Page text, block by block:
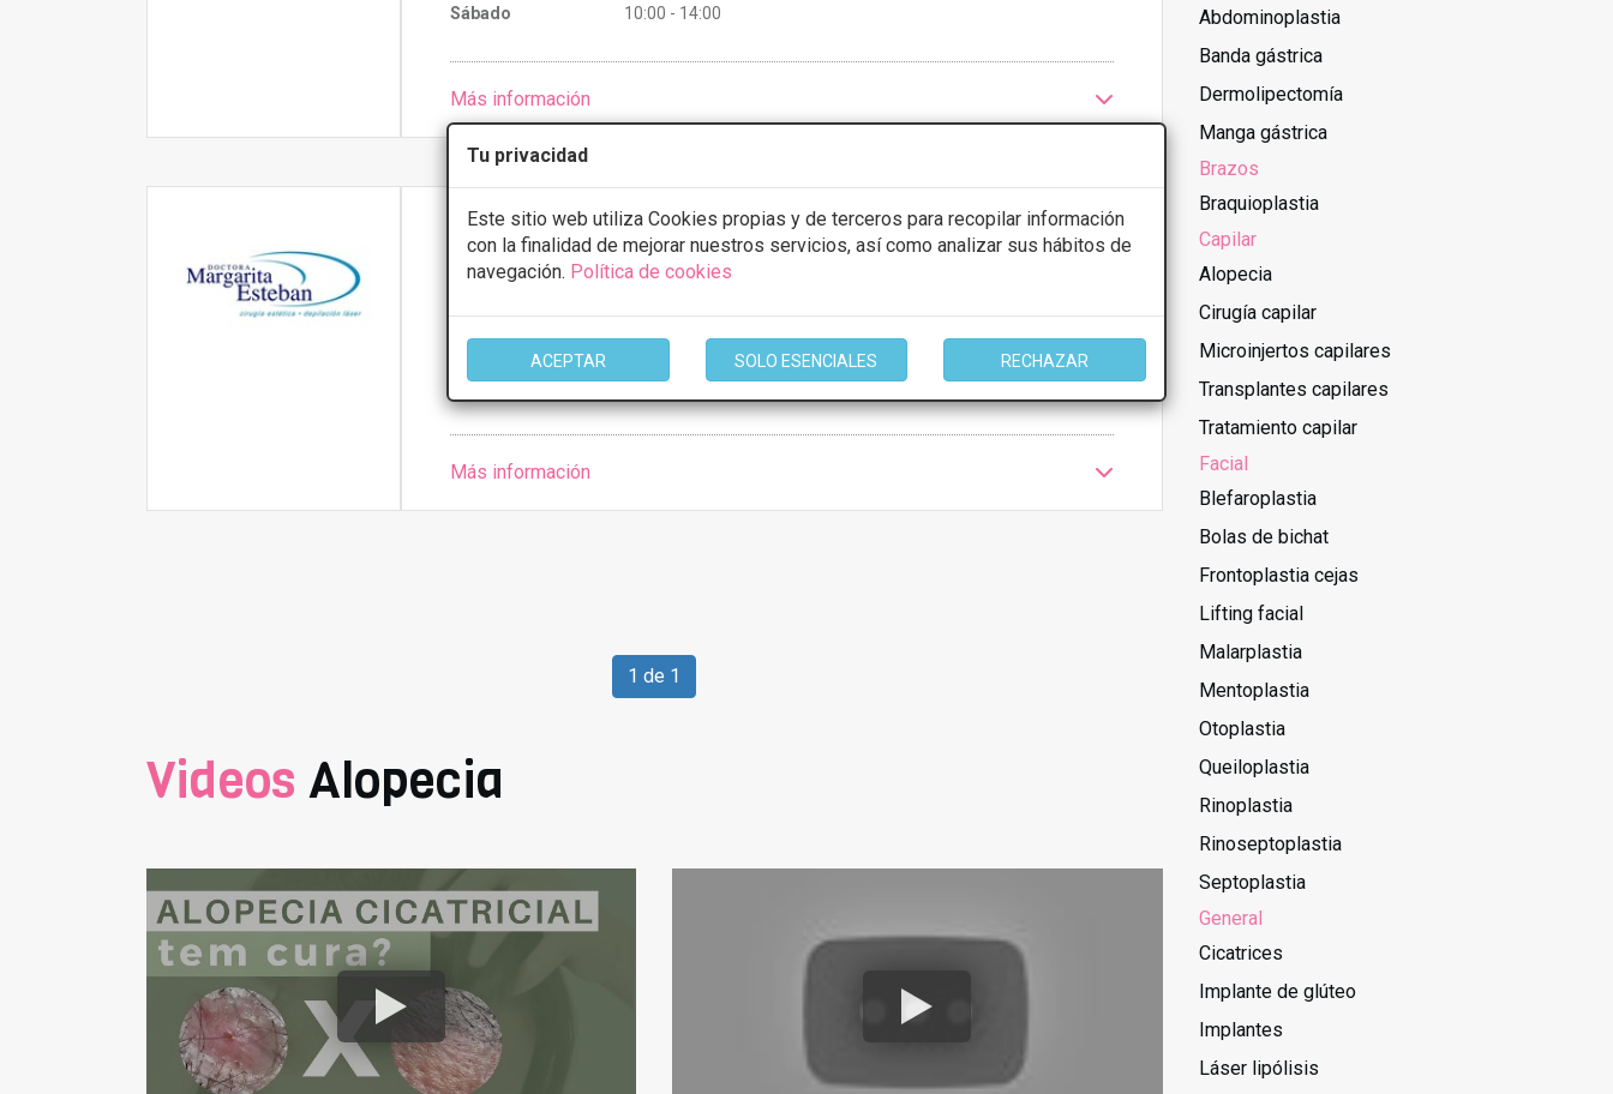
Tu privacidad
Este sitio web utiliza Cookies propias y de terceros para recopilar información
con la finalidad de mejorar nuestros servicios, así como analizar sus hábitos de
navegación. Política de cookies
ACEPTAR SOLO ESENCIALES RECHAZAR
Sábado
10:00 - 14:00
Más información
Clínica Margarita Esteban
3 sedes en Álava, Navarra
CONSULTAR/CITA/PRESUPUESTO
Más información
1 de 1
Videos Alopecia
Abdominoplastia
Banda gástrica
Dermolipectomía
Manga gástrica
Brazos
Braquioplastia
Capilar
Alopecia
Cirugía capilar
Microinjertos capilares
Transplantes capilares
Tratamiento capilar
Facial
Blefaroplastia
Bolas de bichat
Frontoplastia cejas
Lifting facial
Malarplastia
Mentoplastia
Otoplastia
Queiloplastia
Rinoplastia
Rinoseptoplastia
Septoplastia
General
Cicatrices
Implante de glúteo
Implantes
Láser lipólisis